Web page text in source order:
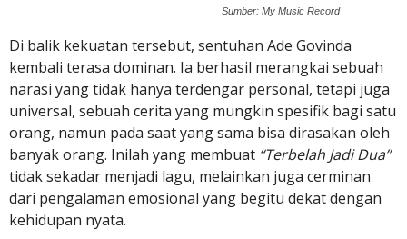
Sumber: My Music Record
Di balik kekuatan tersebut, sentuhan Ade Govinda
kembali terasa dominan. Ia berhasil merangkai sebuah
narasi yang tidak hanya terdengar personal, tetapi juga
universal, sebuah cerita yang mungkin spesifik bagi satu
orang, namun pada saat yang sama bisa dirasakan oleh
banyak orang. Inilah yang membuat “Terbelah Jadi Dua”
tidak sekadar menjadi lagu, melainkan juga cerminan
dari pengalaman emosional yang begitu dekat dengan
kehidupan nyata.